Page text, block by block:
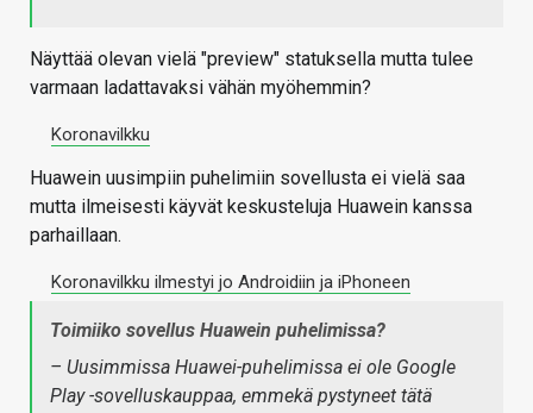
Näyttää olevan vielä "preview" statuksella mutta tulee
varmaan ladattavaksi vähän myöhemmin?
‎Koronavilkku
Huawein uusimpiin puhelimiin sovellusta ei vielä saa
mutta ilmeisesti käyvät keskusteluja Huawein kanssa
parhaillaan.
Koronavilkku ilmestyi jo Androidiin ja iPhoneen
Toimiiko sovellus Huawein puhelimissa?
– Uusimmissa Huawei-puhelimissa ei ole Google
Play -sovelluskauppaa, emmekä pystyneet tätä